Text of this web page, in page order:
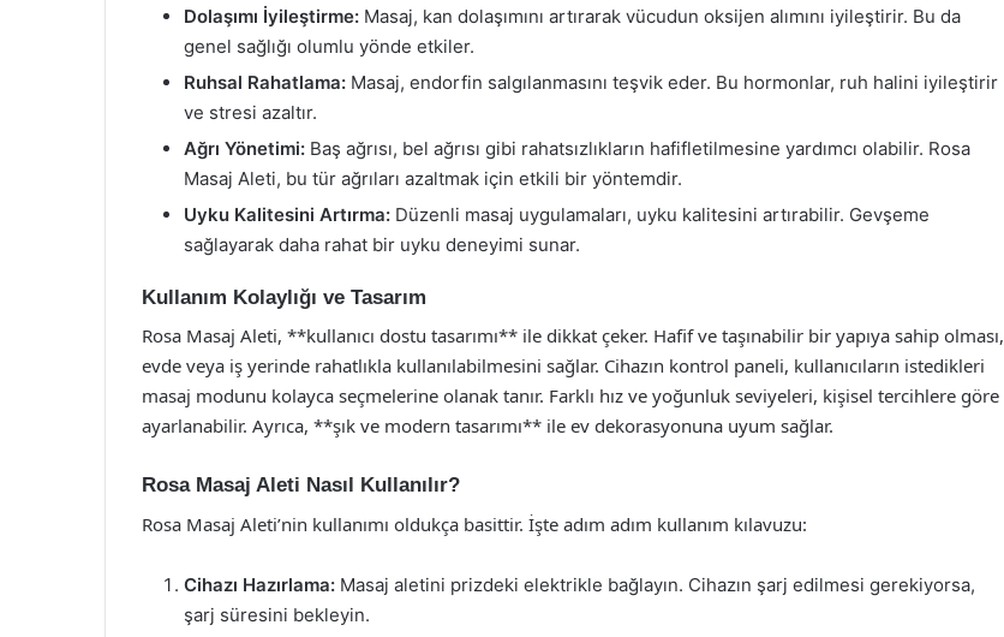
Dolaşımı İyileştirme: Masaj, kan dolaşımını artırarak vücudun oksijen alımını iyileştirir. Bu da
genel sağlığı olumlu yönde etkiler.
Ruhsal Rahatlama: Masaj, endorfin salgılanmasını teşvik eder. Bu hormonlar, ruh halini iyileştirir
ve stresi azaltır.
Ağrı Yönetimi: Baş ağrısı, bel ağrısı gibi rahatsızlıkların hafifletilmesine yardımcı olabilir. Rosa
Masaj Aleti, bu tür ağrıları azaltmak için etkili bir yöntemdir.
Uyku Kalitesini Artırma: Düzenli masaj uygulamaları, uyku kalitesini artırabilir. Gevşeme
sağlayarak daha rahat bir uyku deneyimi sunar.
Kullanım Kolaylığı ve Tasarım
Rosa Masaj Aleti, **kullanıcı dostu tasarımı** ile dikkat çeker. Hafif ve taşınabilir bir yapıya sahip olması,
evde veya iş yerinde rahatlıkla kullanılabilmesini sağlar. Cihazın kontrol paneli, kullanıcıların istedikleri
masaj modunu kolayca seçmelerine olanak tanır. Farklı hız ve yoğunluk seviyeleri, kişisel tercihlere göre
ayarlanabilir. Ayrıca, **şık ve modern tasarımı** ile ev dekorasyonuna uyum sağlar.
Rosa Masaj Aleti Nasıl Kullanılır?
Rosa Masaj Aleti’nin kullanımı oldukça basittir. İşte adım adım kullanım kılavuzu:
Cihazı Hazırlama: Masaj aletini prizdeki elektrikle bağlayın. Cihazın şarj edilmesi gerekiyorsa,
şarj süresini bekleyin.